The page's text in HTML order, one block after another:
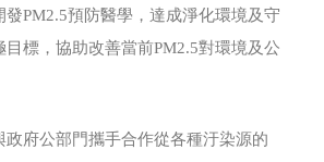
發PM2.5預防醫學，達成淨化環境及守
目標，協助改善當前PM2.5對環境及公
政府公部門攜手合作從各種汙染源的